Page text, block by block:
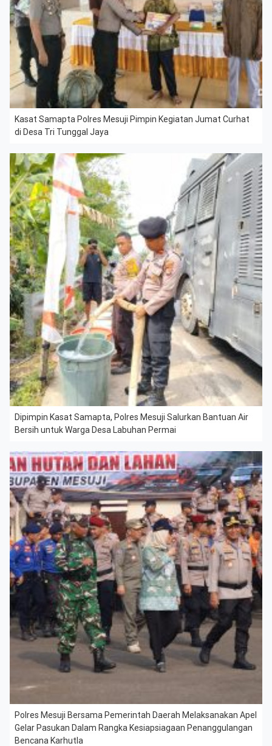
Kasat Samapta Polres Mesuji Pimpin Kegiatan Jumat Curhat
di Desa Tri Tunggal Jaya
Dipimpin Kasat Samapta, Polres Mesuji Salurkan Bantuan Air
Bersih untuk Warga Desa Labuhan Permai
Polres Mesuji Bersama Pemerintah Daerah Melaksanakan Apel
Gelar Pasukan Dalam Rangka Kesiapsiagaan Penanggulangan
Bencana Karhutla